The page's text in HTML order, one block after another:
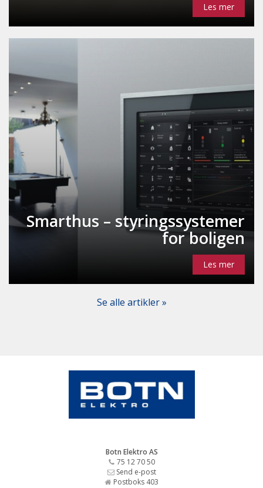
Les mer
Smarthus – styringssystemer
for boligen
Les mer
Se alle artikler »
Botn Elektro AS
75 12 70 50
Send e-post
Postboks 403